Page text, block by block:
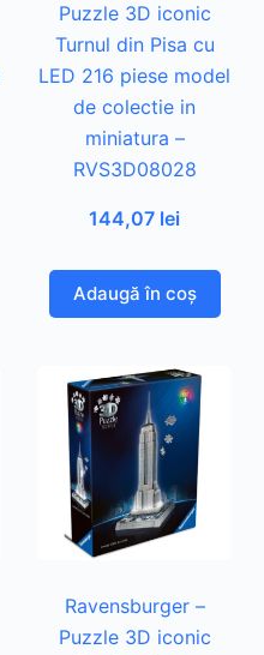
Puzzle 3D iconic
Turnul din Pisa cu
LED 216 piese model
de colectie in
miniatura –
RVS3D08028
144,07 lei
Adaugă în coș
Ravensburger –
Puzzle 3D iconic